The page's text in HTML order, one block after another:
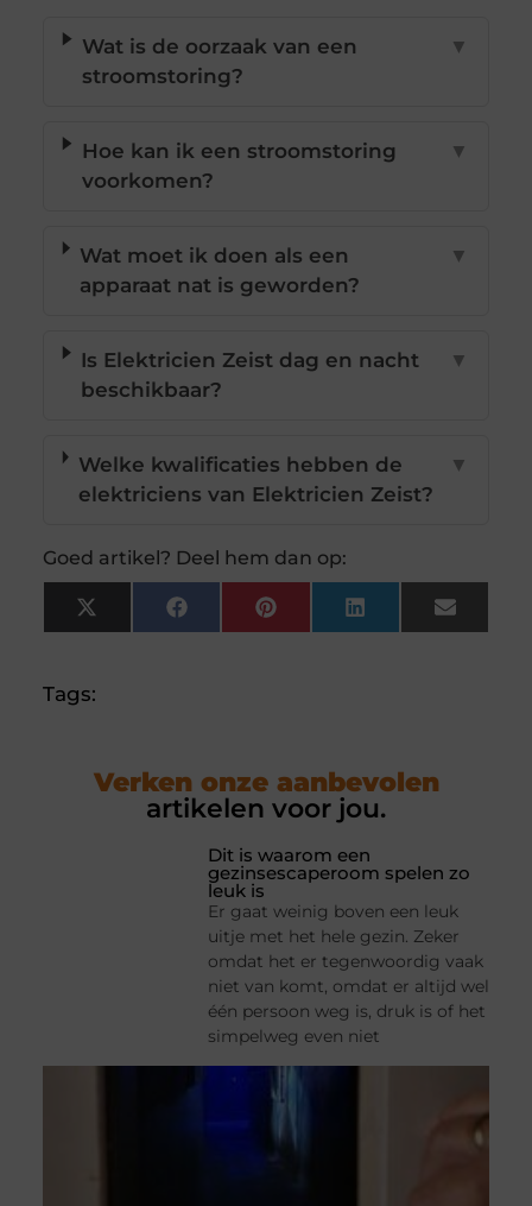
Wat is de oorzaak van een
stroomstoring?
▼
Hoe kan ik een stroomstoring
voorkomen?
▼
Wat moet ik doen als een
apparaat nat is geworden?
▼
Is Elektricien Zeist dag en nacht
beschikbaar?
▼
Welke kwalificaties hebben de
elektriciens van Elektricien Zeist?
▼
Goed artikel? Deel hem dan op:
X
(Twitter)
FacebookPinterestLinkedInEmail
Tags:
Verken onze aanbevolen
artikelen voor jou.
Dit is waarom een
gezinsescaperoom spelen zo
leuk is
Er gaat weinig boven een leuk
uitje met het hele gezin. Zeker
omdat het er tegenwoordig vaak
niet van komt, omdat er altijd wel
één persoon weg is, druk is of het
simpelweg even niet